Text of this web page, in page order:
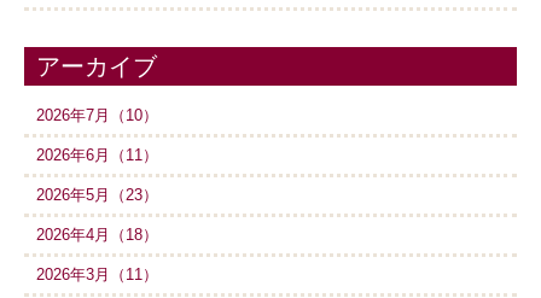
アーカイブ
2026年7月（10）
2026年6月（11）
2026年5月（23）
2026年4月（18）
2026年3月（11）